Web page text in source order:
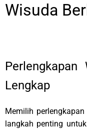
Wisuda
Lengkap
Memilih
langkah penting